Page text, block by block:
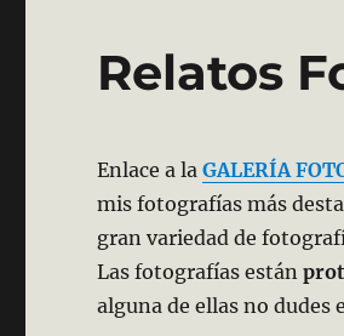
Relatos
Enlace a laGALERÍA
mis fotografías más
gran variedad de
Las fotografías están
alguna de ellas no